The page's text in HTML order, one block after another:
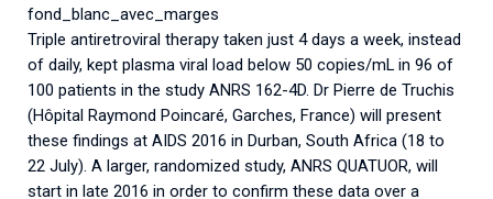
Associations de patient.e.s
Collaboration avec les acteurs communautaires
Cellules Émergence
Retrouvez toutes les cellules Émergence, actives ou
inactives.
fond_blanc_avec_marges
Triple antiretroviral therapy taken just 4 days a week, instead
of daily, kept plasma viral load below 50 copies/mL in 96 of
100 patients in the study ANRS 162-4D. Dr Pierre de Truchis
(Hôpital Raymond Poincaré, Garches, France) will present
these findings at AIDS 2016 in Durban, South Africa (18 to
22 July). A larger, randomized study, ANRS QUATUOR, will
start in late 2016 in order to confirm these data over a